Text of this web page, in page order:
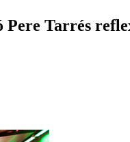
Tarrés